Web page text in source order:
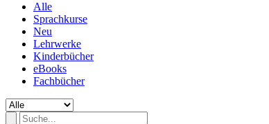
Alle
Sprachkurse
Neu
Lehrwerke
Kinderbücher
eBooks
Fachbücher